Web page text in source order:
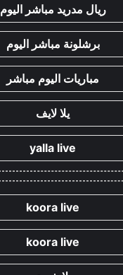
ريال مدريد مباشر اليوم
برشلونة مباشر اليوم
مباريات اليوم مباشر
يلا لايف
yalla live
koora live
koora live